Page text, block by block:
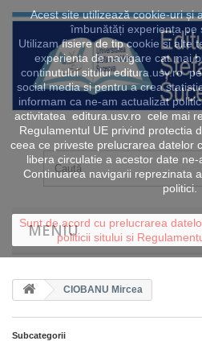
Acest site utilizează cookie-uri și
îmbunătăți experiența pe
Utilizam fisiere de tip cookie si alte
experienta de navigare cat mai
continutului sitului editura.usv.ro
social media si pentru a crea
informam ca ne-am actualizat
activitatea editura.usv.ro cele mai
Regulamentul UE privind protectia
ceea ce priveste prelucrarea datelor
libera circulatie a acestor date
Continuarea navigarii reprezinata
politici.
Sunt de acord cu prelucrarea
politicii sitului si
MENIU
CIOBANU Mircea
Subcategorii